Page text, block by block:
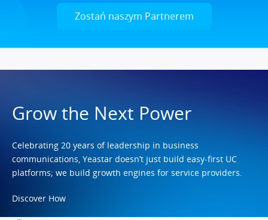
Zostań naszym Partnerem
Grow the Next Power
Celebrating 20 years of leadership in business
communications, Yeastar doesn’t just build easy-first UC
platforms; we build growth engines for service providers.
Discover How